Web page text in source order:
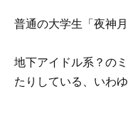
普通の大学生「夜神
地下アイドル系？の
たりしている、いわ